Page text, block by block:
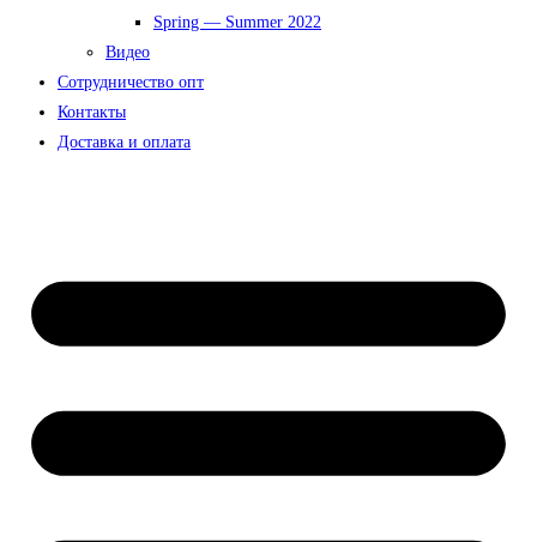
Spring — Summer 2022
Видео
Сотрудничество опт
Контакты
Доставка и оплата